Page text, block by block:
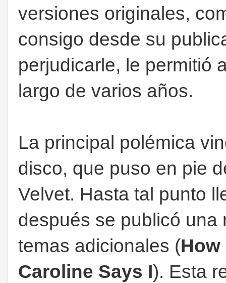
versiones originales,
consigo desde su
perjudicarle, le permitió
largo de varios años.
La principal polémica
disco, que puso en pie
Velvet. Hasta tal punto
después se publicó
temas adicionales (
Caroline Says I). Esta